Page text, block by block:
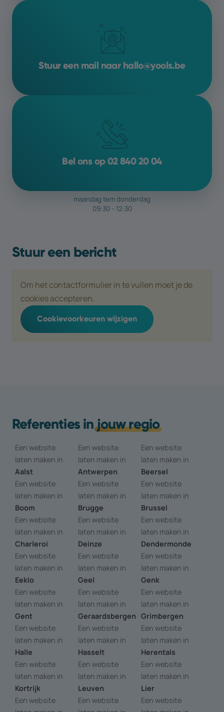
mogelijkhedengraag met jou
Stuur een bericht
Om het contactformulier in te vullen moet je de
cookies accepteren.
Cookievoorkeuren wijzigen
Stuur een mail naar hallo@yools.be
Bel ons op 02 840 20 04
maandag tem donderdag
09:30 - 12:30
Referenties injouw regio
Een website
laten maken in
Aalst
Een website
laten maken in
Antwerpen
Een website
laten maken in
Beersel
Een website
laten maken in
Boom
Een website
laten maken in
Brugge
Een website
laten maken in
Brussel
Een website
laten maken in
Charleroi
Een website
laten maken in
Deinze
Een website
laten maken in
Dendermonde
Een website
laten maken in
Eeklo
Een website
laten maken in
Geel
Een website
laten maken in
Genk
Een website
laten maken in
Gent
Een website
laten maken in
Geraardsbergen
Een website
laten maken in
Grimbergen
Een website
laten maken in
Halle
Een website
laten maken in
Hasselt
Een website
laten maken in
Herentals
Een website
laten maken in
Kortrijk
Een website
laten maken in
Leuven
Een website
laten maken in
Lier
Een website
Een website
Een website